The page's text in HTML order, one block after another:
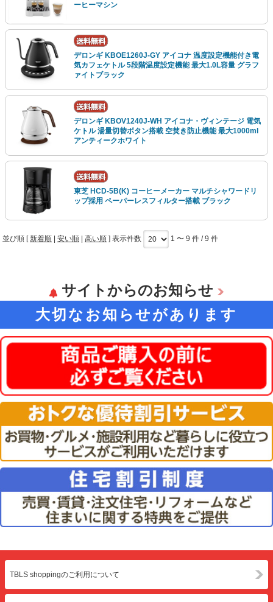
ーヒーマシン
デロンギ KBOE1260J-GY アイコナ 温度設定機能付き電
気カフェケトル 5段階温度設定機能 最大1.0L容量 グラフ
ァイトブラック
デロンギ KBOV1240J-WH アイコナ・ヴィンテージ 電気
ケトル 湯量切替ボタン搭載 空焚き防止機能 最大1000ml
アンティークホワイト
東芝 HCD-5B(K) コーヒーメーカー マルチシャワードリ
ップ採用 ペーパーレスフィルター搭載 ブラック
並び順 [新着順 安い順 高い順 ] 表示件数 1 〜 9 件 / 9 件
サイトからのお知らせ
大切なお知らせがあります
TBLS shoppingのご利用について